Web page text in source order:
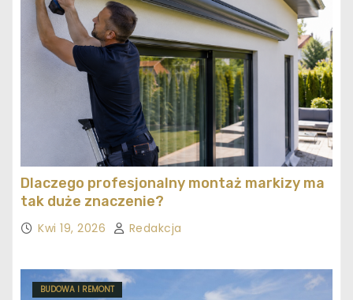
Dlaczego profesjonalny montaż markizy ma
tak duże znaczenie?
Kwi 19, 2026 Redakcja
BUDOWA I REMONT